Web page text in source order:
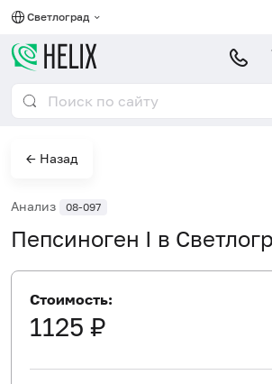
Светлоград
← Назад
Анализ 08-097
Пепсиноген I в
Стоимость:
1125 ₽